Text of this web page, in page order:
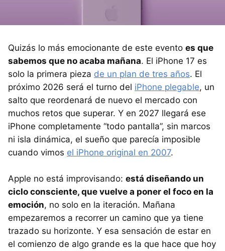
Quizás lo más emocionante de este evento es que
sabemos que no acaba mañana. El iPhone 17 es
solo la primera pieza de un plan de tres años. El
próximo 2026 será el turno del iPhone plegable, un
salto que reordenará de nuevo el mercado con
muchos retos que superar. Y en 2027 llegará ese
iPhone completamente “todo pantalla”, sin marcos
ni isla dinámica, el sueño que parecía imposible
cuando vimos el iPhone original en 2007.
Apple no está improvisando: está diseñando un
ciclo consciente, que vuelve a poner el foco en la
emoción, no solo en la iteración. Mañana
empezaremos a recorrer un camino que ya tiene
trazado su horizonte. Y esa sensación de estar en
el comienzo de algo grande es la que hace que hoy